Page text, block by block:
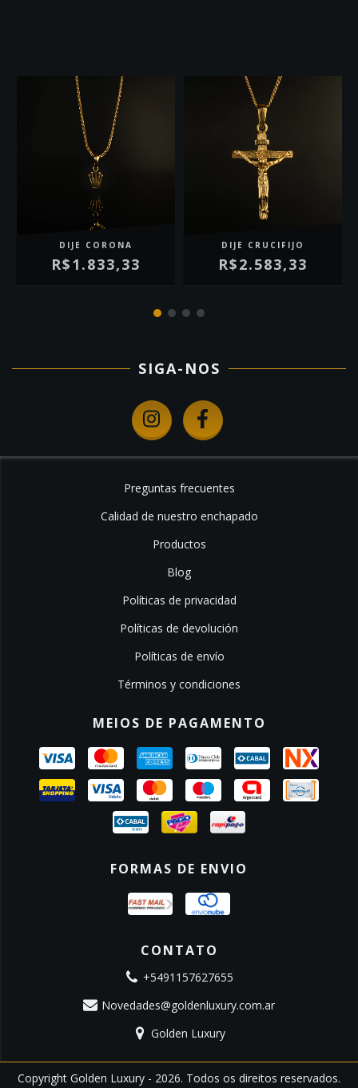
DIJE CORONA
R$1.833,33
DIJE CRUCIFIJO
R$2.583,33
SIGA-NOS
Preguntas frecuentes
Calidad de nuestro enchapado
Productos
Blog
Políticas de privacidad
Políticas de devolución
Políticas de envío
Términos y condiciones
MEIOS DE PAGAMENTO
FORMAS DE ENVIO
CONTATO
+5491157627655
Novedades@goldenluxury.com.ar
Golden Luxury
Copyright Golden Luxury - 2026. Todos os direitos reservados.